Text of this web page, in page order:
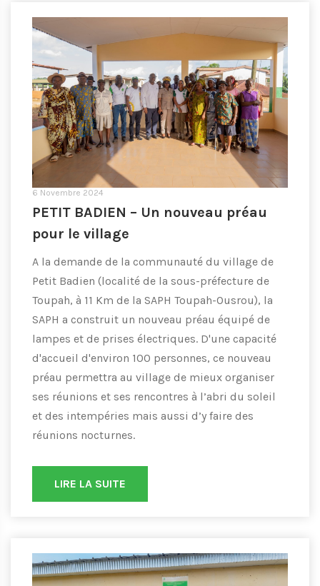
6 Novembre 2024
PETIT BADIEN – Un nouveau préau
pour le village
A la demande de la communauté du village de
Petit Badien (localité de la sous-préfecture de
Toupah, à 11 Km de la SAPH Toupah-Ousrou), la
SAPH a construit un nouveau préau équipé de
lampes et de prises électriques. D'une capacité
d'accueil d'environ 100 personnes, ce nouveau
préau permettra au village de mieux organiser
ses réunions et ses rencontres à l’abri du soleil
et des intempéries mais aussi d’y faire des
réunions nocturnes.
LIRE LA SUITE